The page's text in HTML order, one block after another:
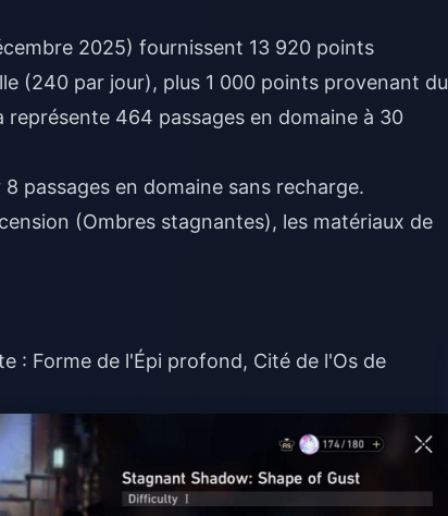
2025) fournissent 13 920 points
(240 par jour), plus 1 000 points provenant du
464 passages en domaine à 30
passages en domaine sans recharge.
(Ombres stagnantes), les matériaux de
: Forme de l'Épi profond, Cité de l'Os de